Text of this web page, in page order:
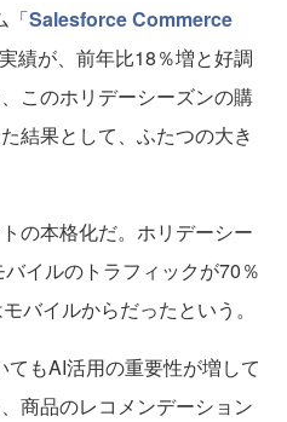
「Salesforce Commerce
績が、前年比18％増と好調
このホリデーシーズンの購
結果として、ふたつの大き
の本格化だ。ホリデーシー
イルのトラフィックが70％
バイルからだったという。
もAI活用の重要性が増して
商品のレコメンデーション